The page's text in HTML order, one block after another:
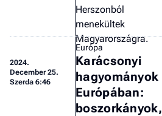
Herszonból
menekültek
Magyarországra.
2024.
December 25.
Szerda 6:46
Európa
Karácsonyi
hagyományok
Európában:
boszorkányok,